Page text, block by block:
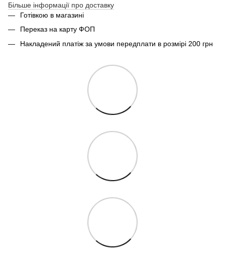
Більше інформації про доставку
Готівкою в магазині
Переказ на карту ФОП
Накладений платіж за умови передплати в розмірі 200 грн